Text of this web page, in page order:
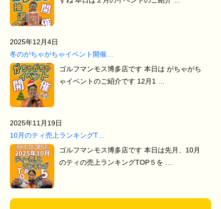
2025年12月4日
冬のがちゃがちゃイベント開催…
ゴルフマンモス博多店です 本日は がちゃがち
ゃイベントのご紹介です 12月1 …
2025年11月19日
10月のティ売上ランキングT…
ゴルフマンモス博多店です 本日は先月、10月
のティの売上ランキングTOP５を …